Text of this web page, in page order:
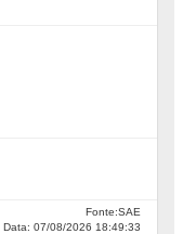
Fonte:SAE
Data: 07/08/2026 18:49:33